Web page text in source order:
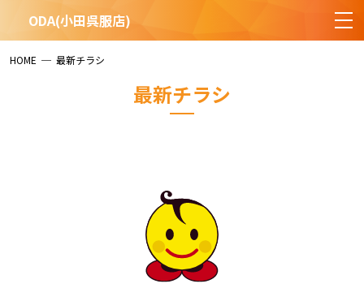
ODA(小田呉服店)
HOME ─ 最新チラシ
最新チラシ